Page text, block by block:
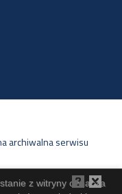
archiwalna serwisu
z witryny oznacza